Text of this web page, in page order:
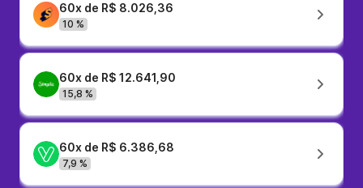
60x de R$ 8.026,36
10 %
60x de R$ 12.641,90
15,8 %
60x de R$ 6.386,68
7,9 %